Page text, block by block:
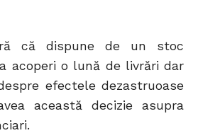
că dispune de un stoc
acoperi o lună de livrări dar
efectele dezastruoase
această decizie asupra